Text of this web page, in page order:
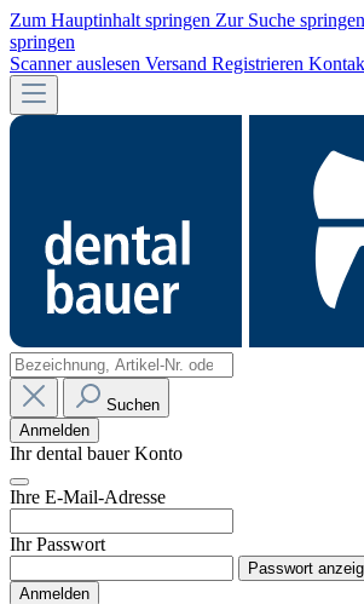
Zum Hauptinhalt springen Zur Suche springen
springen
Scanner auslesen Versand Registrieren
Suchen
Anmelden
Ihr dental bauer Konto
Ihre E-Mail-Adresse
Ihr Passwort
Passwort
Anmelden